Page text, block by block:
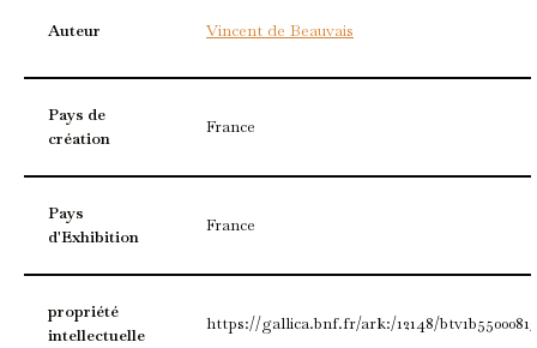
Auteur Vincent de Beauvais
Pays de
création
France
Pays
d'Exhibition
France
propriété
intellectuelle
https://gallica.bnf.fr/ark:/12148/